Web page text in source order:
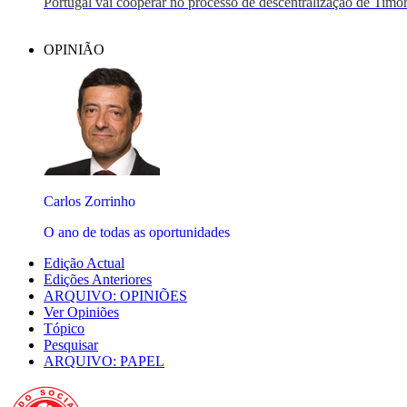
OPINIÃO
Carlos Zorrinho
O ano de todas as oportunidades
Edição Actual
Edições Anteriores
ARQUIVO: OPINIÕES
Ver Opiniões
Tópico
Pesquisar
ARQUIVO: PAPEL